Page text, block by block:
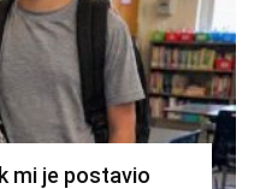
mi je postavio